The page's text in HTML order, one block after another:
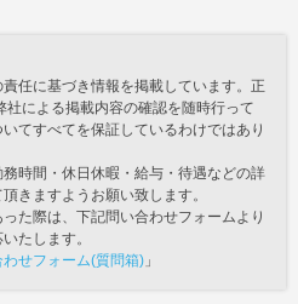
任に基づき情報を掲載しています。正
による掲載内容の確認を随時行って
てすべてを保証しているわけではあり
時間・休日休暇・給与・待遇などの詳
きますようお願い致します。
た際は、下記問い合わせフォームより
たします。
せフォーム(質問箱) 」